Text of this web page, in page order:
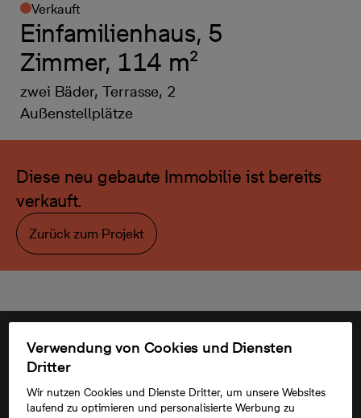
Verkauft
Einfamilienhaus, 5
Zimmer, 114 m²
zwei Bäder, Terrasse, 2
Außenstellplätze
Diese neu gebaute Immobilie ist bereits
verkauft.
Zurück zum Projekt
Verwendung von Cookies und Diensten
Dritter
Wir nutzen Cookies und Dienste Dritter, um unsere Websites
laufend zu optimieren und personalisierte Werbung zu